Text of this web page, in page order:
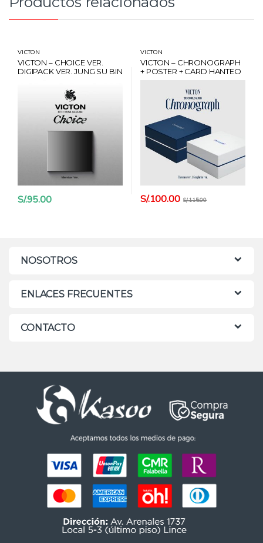
VICTON
VICTON – CHOICE VER.
DIGIPACK VER. JUNG SU BIN
S/.95.00
VICTON
VICTON – CHRONOGRAPH
+ POSTER + CARD HANTEO
S/.100.00 S/.115.00
NOSOTROS
ENLACES FRECUENTES
CONTACTO